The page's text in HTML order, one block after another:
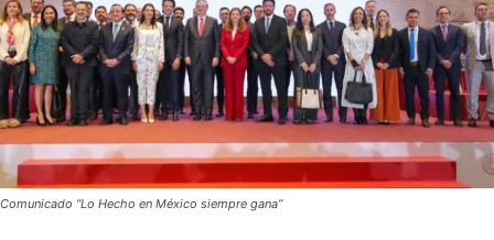
Comunicado “Lo Hecho en México siempre gana”